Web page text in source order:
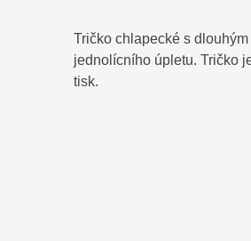
Tričko chlapecké s
jednolícního úpletu. Tričko
tisk.